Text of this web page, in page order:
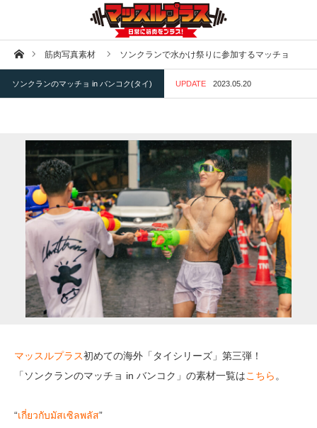
ホーム筋肉写真素材 ソンクランで水かけ祭りに参加するマッチョ
ソンクランのマッチョ in バンコク(タイ) UPDATE 2023.05.20
マッスルプラス初めての海外「タイシリーズ」第三弾！
「ソンクランのマッチョ in バンコク」の素材一覧はこちら 。
“เกี่ยวกับมัสเซิลพลัส”